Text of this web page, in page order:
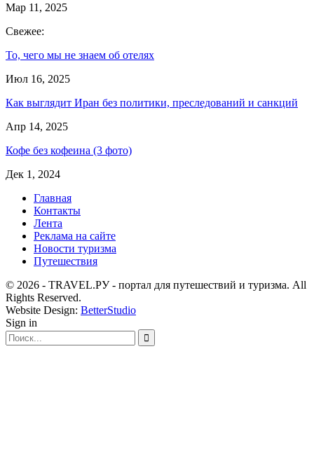
Мар 11, 2025
Свежее:
То, чего мы не знаем об отелях
Июл 16, 2025
Как выглядит Иран без политики, преследований и санкций
Апр 14, 2025
Кофе без кофеина (3 фото)
Дек 1, 2024
Главная
Контакты
Лента
Реклама на сайте
Новости туризма
Путешествия
© 2026 - TRAVEL.РУ - портал для путешествий и туризма. All
Rights Reserved.
Website Design: BetterStudio
Sign in